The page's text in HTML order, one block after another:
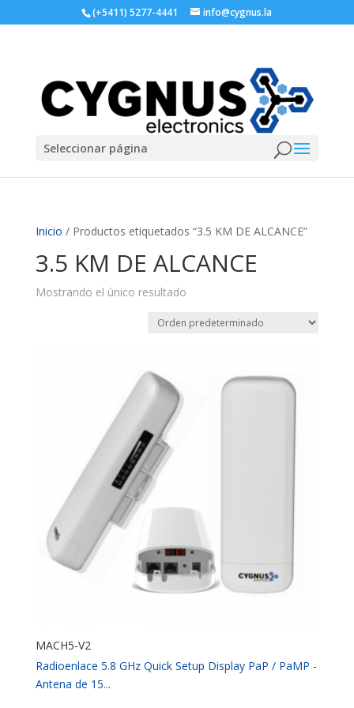
(+5411) 5277-4441 info@cygnus.la
Seleccionar página
Inicio / Productos etiquetados “3.5 KM DE ALCANCE”
3.5 KM DE ALCANCE
Mostrando el único resultado
MACH5-V2
Radioenlace 5.8 GHz Quick Setup Display PaP / PaMP -
Antena de 15...